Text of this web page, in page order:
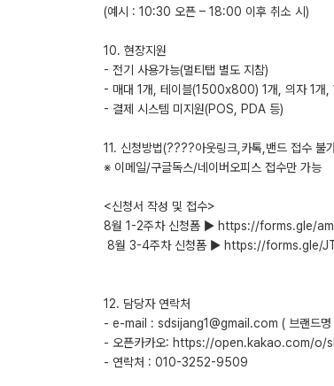
(예시 : 10:30 오픈 – 18:00 이후 취소 시)
10. 현장지원
- 전기 사용가능(멀티탭 별도 지참)
- 매대 1개, 테이블(1500x800) 1개, 의자 1개,
- 결제 시스템 미지원(POS, PDA 등)
11. 신청방법(????아웃링크,카톡,밴드 접수 불
※ 이메일/구글독스/네이버오피스 접수만 가능
<신청서 작성 및 접수>
8월 1-2주차 신청폼 ▶ https://forms.gle/
8월 3-4주차 신청폼 ▶ https://forms.gle/
12. 담당자 연락처
- e-mail : sdsijang1@gmail.com ( 브랜드명
- 오픈카카오: https://open.kakao.com/o/
- 연락처 : 010-3252-9509